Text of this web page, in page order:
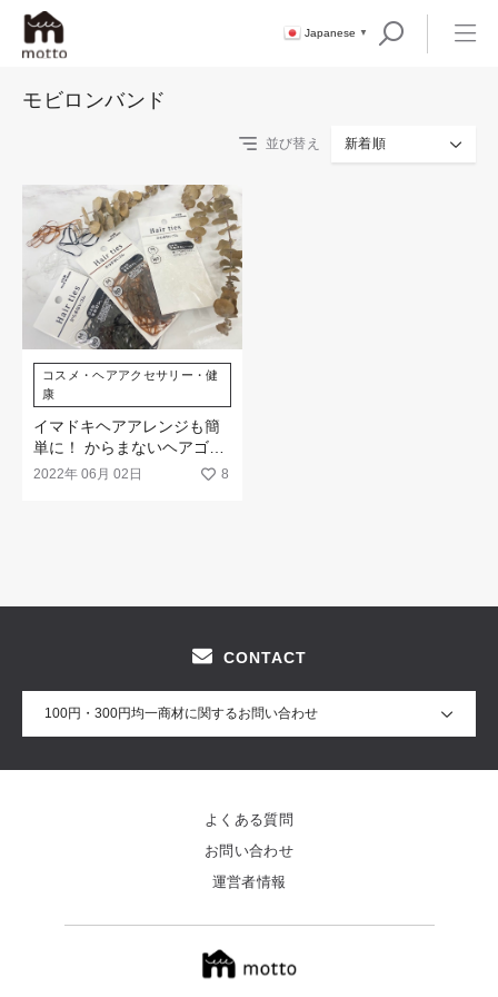
Japanese ▼
モビロンバンド
並び替え 新着順
コスメ・ヘアアクセサリー・健
康
イマドキヘアアレンジも簡
単に！ からまないヘアゴム
でとびきりのおしゃれを♡
2022年 06月 02日 8
CONTACT
100円・300円均一商材に関するお問い合わせ
よくある質問
お問い合わせ
運営者情報